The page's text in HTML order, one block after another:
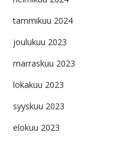
tammikuu 2024
joulukuu 2023
marraskuu 2023
lokakuu 2023
syyskuu 2023
elokuu 2023